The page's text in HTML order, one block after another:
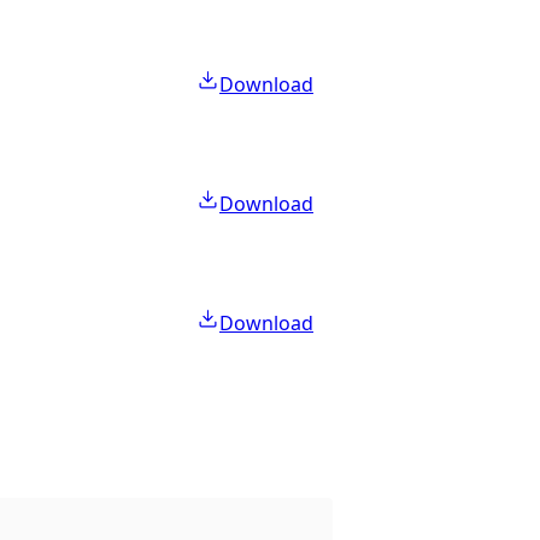
Download
Download
Download